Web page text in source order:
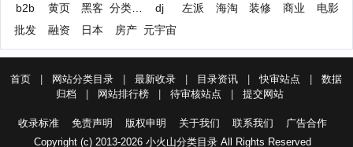
b2b
黄页 黑客 分类信息 dj 左派 海淘 装修 商业
电影
批发
融资 日本 房产 元宇宙
首页 网站分类目录 最新收录 目录资讯 快审站点
数据
归档
网站排行榜 待审核站点 提交网站
收录标准 免责声明 版权申明 关于我们 联系我们
广告合作
Copyright (c) 2013-2026 小火山分类目录 All Rights Reserved